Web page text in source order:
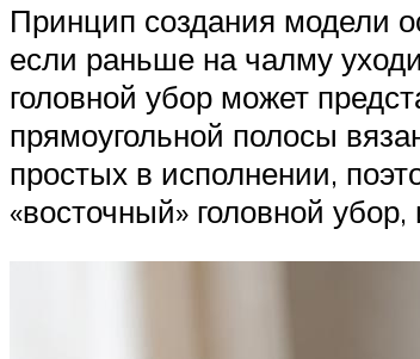
Принцип создания модели
если раньше на чалму
головной убор может
прямоугольной полосы
простых в исполнении,
«восточный» головной